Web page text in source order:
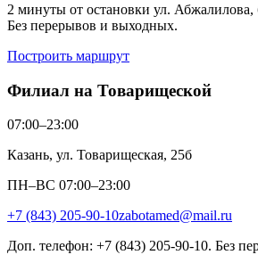
2 минуты от остановки ул. Абжалилова,
Без перерывов и выходных.
Построить маршрут
Филиал на Товарищеской
07:00–23:00
Казань, ул. Товарищеская, 25б
ПН–ВС 07:00–23:00
+7 (843) 205-90-10zabotamed@mail.ru
Доп. телефон: +7 (843) 205-90-10. Без